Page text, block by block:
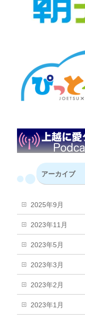
アーカイブ
2025年9月
2023年11月
2023年5月
2023年3月
2023年2月
2023年1月